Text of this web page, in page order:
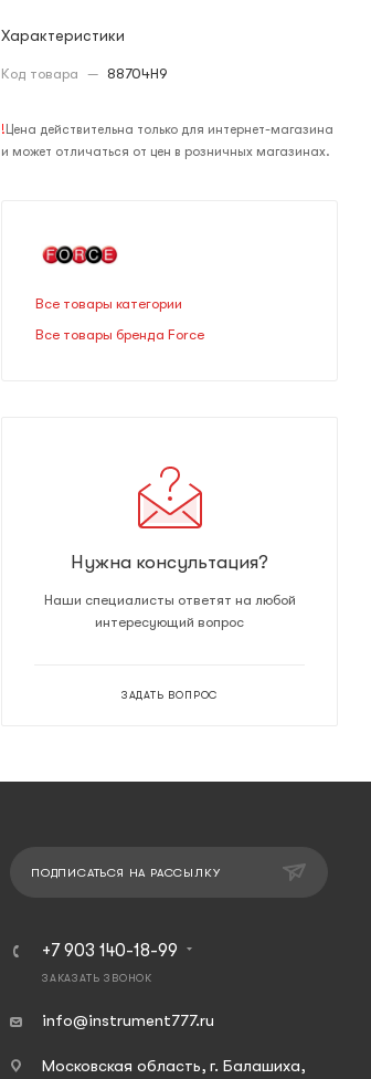
Характеристики
Код товара — 88704H9
! Цена действительна только для интернет-магазина
и может отличаться от цен в розничных магазинах.
Все товары категории
Все товары бренда Force
Нужна консультация?
Наши специалисты ответят на любой
интересующий вопрос
ЗАДАТЬ ВОПРОС
ПОДПИСАТЬСЯ НА РАССЫЛКУ
+7 903 140-18-99
ЗАКАЗАТЬ ЗВОНОК
info@instrument777.ru
Московская область, г. Балашиха,